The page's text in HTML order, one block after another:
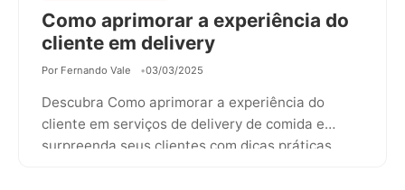
Como aprimorar a experiência do
cliente em delivery
Por Fernando Vale 03/03/2025
Descubra Como aprimorar a experiência do
cliente em serviços de delivery de comida e
surpreenda seus clientes com dicas práticas…